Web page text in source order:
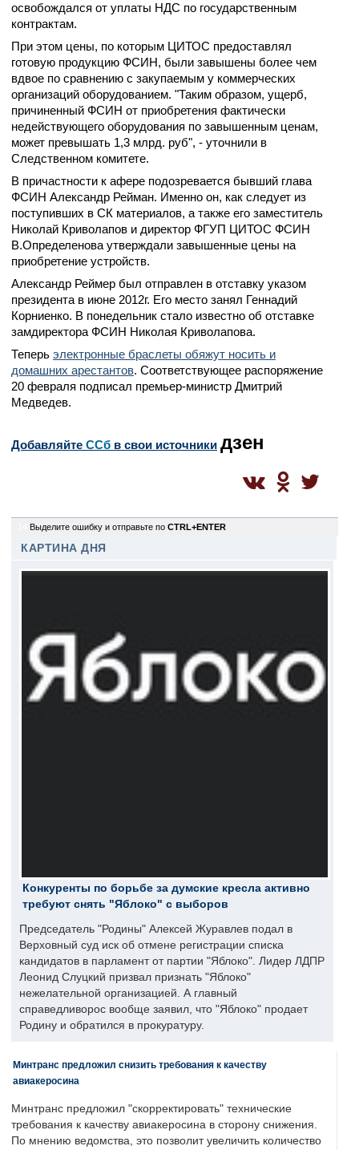
освобождался от уплаты НДС по государственным
контрактам.
При этом цены, по которым ЦИТОС предоставлял
готовую продукцию ФСИН, были завышены более чем
вдвое по сравнению с закупаемым у коммерческих
организаций оборудованием. "Таким образом, ущерб,
причиненный ФСИН от приобретения фактически
недействующего оборудования по завышенным ценам,
может превышать 1,3 млрд. руб", - уточнили в
Следственном комитете.
В причастности к афере подозревается бывший глава
ФСИН Александр Рейман. Именно он, как следует из
поступивших в СК материалов, а также его заместитель
Николай Криволапов и директор ФГУП ЦИТОС ФСИН
В.Определенова утверждали завышенные цены на
приобретение устройств.
Александр Реймер был отправлен в отставку указом
президента в июне 2012г. Его место занял Геннадий
Корниенко. В понедельник стало известно об отставке
замдиректора ФСИН Николая Криволапова.
Теперь электронные браслеты обяжут носить и
домашних арестантов. Соответствующее распоряжение
20 февраля подписал премьер-министр Дмитрий
Медведев.
Добавляйте CСб в свои источники дзен
Выделите ошибку и отправьте по CTRL+ENTER
КАРТИНА ДНЯ
Конкуренты по борьбе за думские кресла активно
требуют снять "Яблоко" с выборов
Председатель "Родины" Алексей Журавлев подал в
Верховный суд иск об отмене регистрации списка
кандидатов в парламент от партии "Яблоко". Лидер ЛДПР
Леонид Слуцкий призвал признать "Яблоко"
нежелательной организацией. А главный
справедливорос вообще заявил, что "Яблоко" продает
Родину и обратился в прокуратуру.
Минтранс предложил снизить требования к качеству
авиакеросина
Минтранс предложил "скорректировать" технические
требования к качеству авиакеросина в сторону снижения.
По мнению ведомства, это позволит увеличить количество